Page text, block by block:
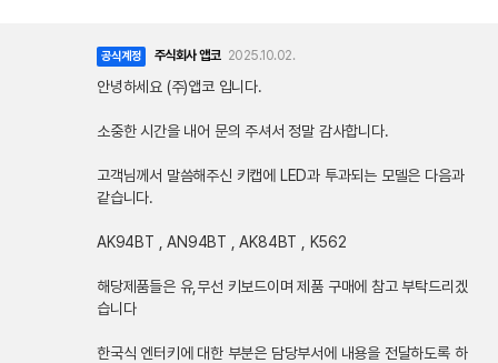
공식계정 주식회사 앱코 2025.10.02.
안녕하세요 (주)앱코 입니다.
소중한 시간을 내어 문의 주셔서 정말 감사합니다.
고객님께서 말씀해주신 키캡에 LED과 투과되는 모델은 다음과
같습니다.
AK94BT , AN94BT , AK84BT , K562
해당제품들은 유,무선 키보드이며 제품 구매에 참고 부탁드리겠
습니다
한국식 엔터키에 대한 부분은 담당부서에 내용을 전달하도록 하